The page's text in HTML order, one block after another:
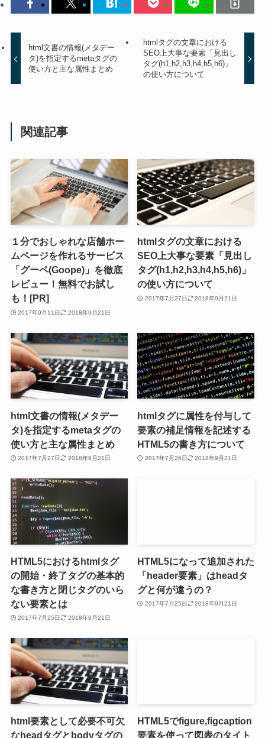
html文書の情報(メタデー
タ)を指定するmetaタグの
使い方と主な属性まとめ
htmlタグの文章における
SEO上大事な要素「見出し
タグ(h1,h2,h3,h4,h5,h6)」
の使い方について
関連記事
１分でおしゃれな店舗ホー
ムページを作れるサービス
「グーペ(Goope)」を徹底
レビュー！無料でお試し
も！[PR]
2017年9月11日 2018年9月21日
htmlタグの文章における
SEO上大事な要素「見出し
タグ(h1,h2,h3,h4,h5,h6)」
の使い方について
2017年7月27日 2018年9月21日
html文書の情報(メタデー
タ)を指定するmetaタグの
使い方と主な属性まとめ
2017年7月27日 2018年9月21日
htmlタグに属性を付与して
要素の補足情報を記述する
HTML5の書き方について
2017年7月26日 2018年9月21日
HTML5におけるhtmlタグ
の開始・終了タグの基本的
な書き方と閉じタグのいら
ない要素とは
2017年7月25日 2018年9月21日
HTML5になって追加された
「header要素」はheadタ
グと何が違うの？
2017年7月25日 2018年9月21日
html要素として必要不可欠
なheadタグとbodyタグの
HTML5でfigure,figcaption
要素を使って図表のタイト